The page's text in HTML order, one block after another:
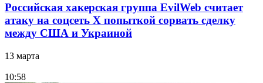
Российская хакерская группа EvilWeb считает
атаку на соцсеть Х попыткой сорвать сделку
между США и Украиной
13 марта
10:58